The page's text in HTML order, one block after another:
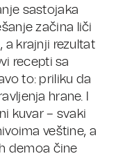
sastojaka
začina liči
a krajnji rezultat
recepti sa
to: priliku da
hrane. I
kuvar – svaki
veštine, a
demoa čine